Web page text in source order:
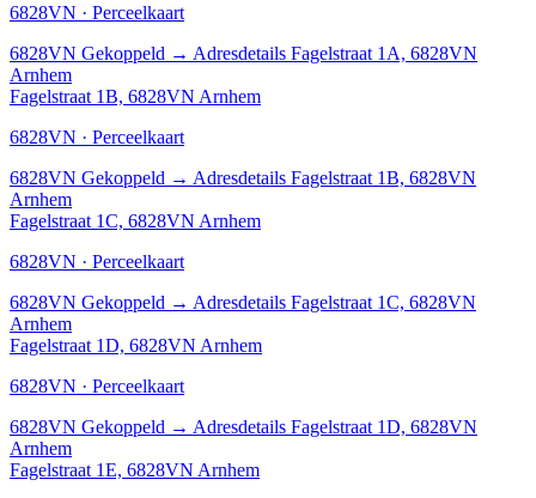
6828VN · Perceelkaart
6828VN Gekoppeld → Adresdetails Fagelstraat 1A, 6828VN
Arnhem
Fagelstraat 1B, 6828VN Arnhem
6828VN · Perceelkaart
6828VN Gekoppeld → Adresdetails Fagelstraat 1B, 6828VN
Arnhem
Fagelstraat 1C, 6828VN Arnhem
6828VN · Perceelkaart
6828VN Gekoppeld → Adresdetails Fagelstraat 1C, 6828VN
Arnhem
Fagelstraat 1D, 6828VN Arnhem
6828VN · Perceelkaart
6828VN Gekoppeld → Adresdetails Fagelstraat 1D, 6828VN
Arnhem
Fagelstraat 1E, 6828VN Arnhem